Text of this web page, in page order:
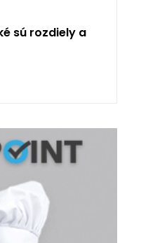
sú rozdiely a